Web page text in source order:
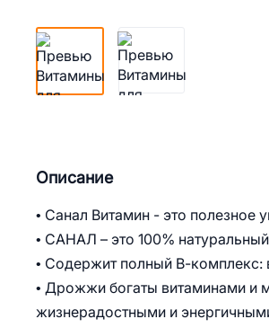
Описание
• Санал Витамин - это полезное
• САНАЛ – это 100%
• Содержит полный В-комплекс:
• Дрожжи богаты витаминами и
жизнерадостными и